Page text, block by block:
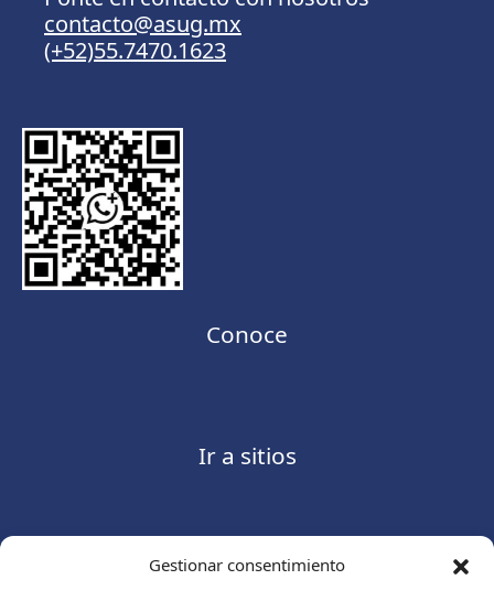
Gestionar consentimiento
contacto@asug.mx
(+52)55.7470.1623
Conoce
Ir a sitios
Contáctanos